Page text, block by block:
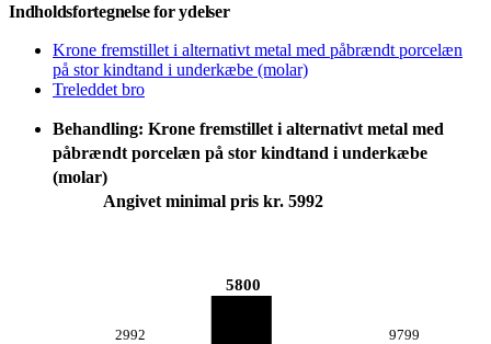
Indholdsfortegnelse for ydelser
Krone fremstillet i alternativt metal med påbrændt porcelæn
på stor kindtand i underkæbe (molar)
Treleddet bro
Behandling: Krone fremstillet i alternativt metal med
påbrændt porcelæn på stor kindtand i underkæbe
(molar)
Angivet minimal pris kr. 5992
2992
5800
9799